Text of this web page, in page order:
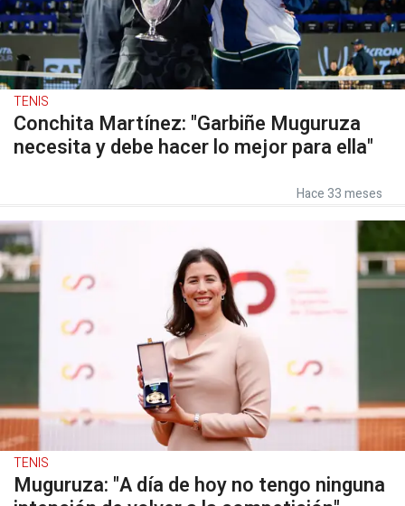
TENIS
Conchita Martínez: "Garbiñe Muguruza
necesita y debe hacer lo mejor para ella"
Hace 33 meses
TENIS
Muguruza: "A día de hoy no tengo ninguna